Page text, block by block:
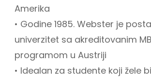
Amerika
• Godine 1985. Webster je
univerzitet sa akreditovanim
programom u Austriji
• Idealan za studente koji žele